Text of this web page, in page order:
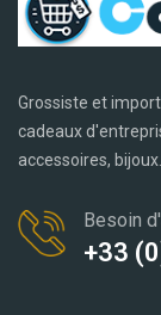
Grossiste et
cadeaux
accessoires, bijoux.
Besoin
+33